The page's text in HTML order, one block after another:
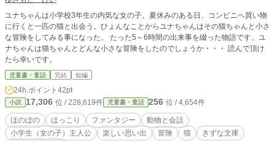
ユナちゃんは小学校3年生の内気な女の子。夏休みのある日、コンビニへ買い物
に行くと一匹の猫と出会う。ひょんなことからユナちゃんはその猫ちゃんと小さ
な冒険をしてみる事になった。 たった5～6時間の出来事を綴った物語です。ユ
ナちゃんは猫ちゃんとどんな小さな冒険をしたのでしょうか・・・ 読んで頂け
たら幸いです。
児童書・童話 完結 短編
24h.ポイント 42pt
小説 17,306 位 / 228,619件 児童書・童話 256 位 / 4,654件
ほのぼの ほっこり ファンタジー
動物と会話
小学生（女の子）主人公
楽しい思い出 冒険 猫
きずな文庫